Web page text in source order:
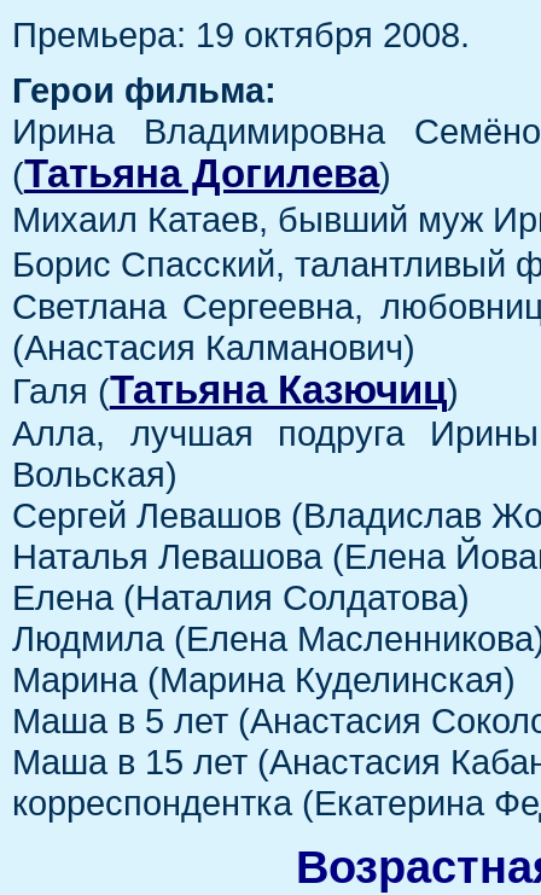
Премьера: 19 октября 2008.
Герои фильма:
Ирина Владимировна
(Татьяна Догилева)
Михаил Катаев, бывший муж
Борис Спасский, талантливый
Светлана Сергеевна,
(Анастасия Калманович)
Галя (Татьяна Казючиц)
Алла, лучшая подруга
Вольская)
Сергей Левашов (Владислав
Наталья Левашова (Елена
Елена (Наталия Солдатова)
Людмила (Елена
Марина (Марина Куделинская)
Маша в 5 лет (Анастасия
Маша в 15 лет (Анастасия
корреспондентка (Екатерина